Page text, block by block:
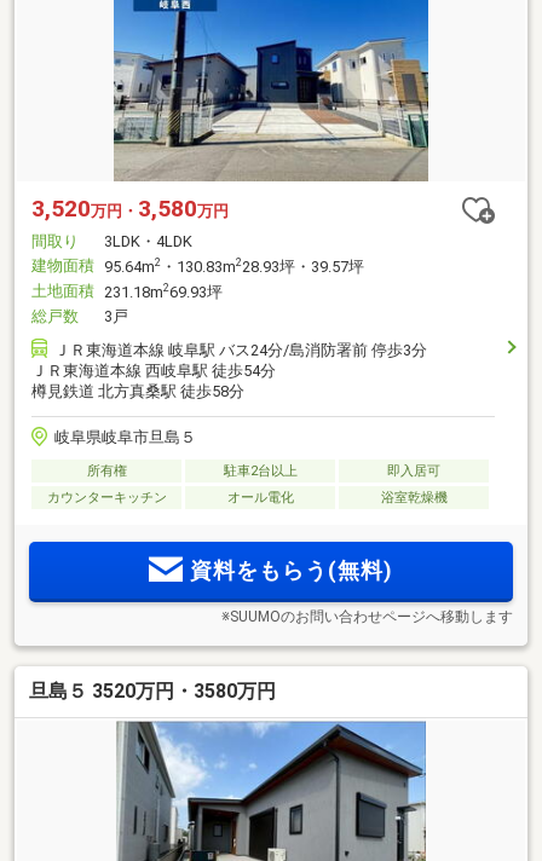
3,520万円・ 3,580万円
間取り
3LDK・4LDK
建物面積 95.64m2 ・130.83m228.93坪・39.57坪
土地面積 231.18m269.93坪
総戸数
3戸
ＪＲ東海道本線 岐阜駅 バス24分/島消防署前 停歩3分
ＪＲ東海道本線 西岐阜駅 徒歩54分
樽見鉄道 北方真桑駅 徒歩58分
岐阜県岐阜市旦島５
所有権 駐車2台以上
即入居可
カウンターキッチン
オール電化 浴室乾燥機
資料をもらう(無料)
※SUUMOのお問い合わせページへ移動します
旦島５ 3520万円・3580万円